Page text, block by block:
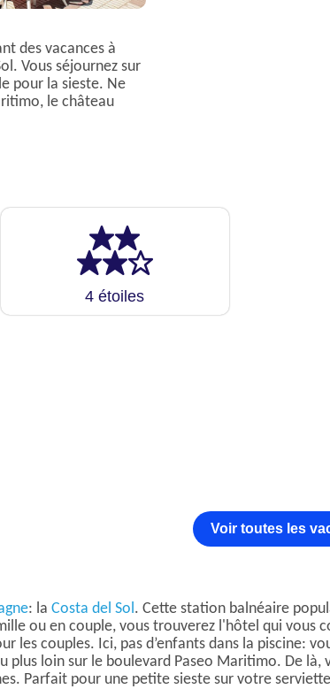
des vacances à
Vous séjournez sur
pour la sieste. Ne
le château
4 étoiles
Voir toutes les
: la Costa del Sol. Cette station balnéaire
ou en couple, vous trouverez l'hôtel qui vous
les couples. Ici, pas d’enfants dans la piscine:
loin sur le boulevard Paseo Maritimo. De là,
Parfait pour une petite sieste sur votre